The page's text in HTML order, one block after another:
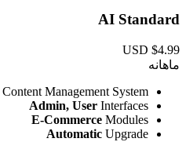
AI Standard
$4.99 USD
ماهانه
Content Management System
Admin, User Interfaces
E-Commerce Modules
Automatic Upgrade